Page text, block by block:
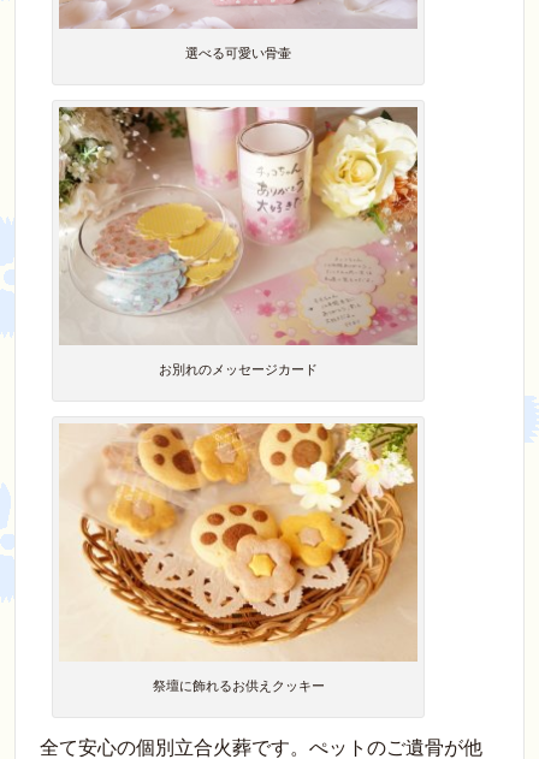
選べる可愛い骨壷
お別れのメッセージカード
祭壇に飾れるお供えクッキー
全て安心の個別立合火葬です。ぺットのご遺骨が他